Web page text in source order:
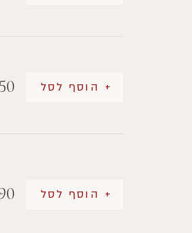
+ הוסף לסל
+ הוסף לסל